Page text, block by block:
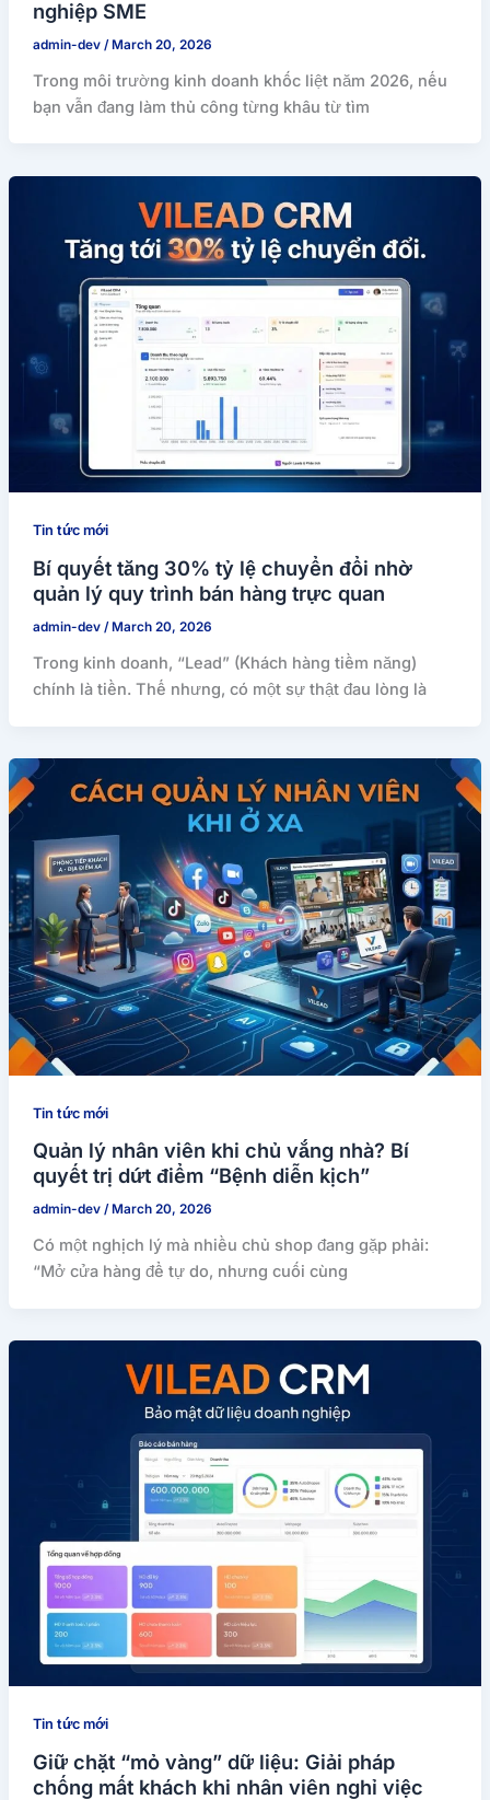
nghiệp SME
admin-dev /March 20, 2026
Trong môi trường kinh doanh khốc liệt năm 2026, nếu
bạn vẫn đang làm thủ công từng khâu từ tìm
Tin tức mới
Bí quyết tăng 30% tỷ lệ chuyển đổi nhờ
quản lý quy trình bán hàng trực quan
admin-dev /March 20, 2026
Trong kinh doanh, “Lead” (Khách hàng tiềm năng)
chính là tiền. Thế nhưng, có một sự thật đau lòng là
Tin tức mới
Quản lý nhân viên khi chủ vắng nhà? Bí
quyết trị dứt điểm “Bệnh diễn kịch”
admin-dev / March 20, 2026
Có một nghịch lý mà nhiều chủ shop đang gặp phải:
“Mở cửa hàng để tự do, nhưng cuối cùng
Tin tức mới
Giữ chặt “mỏ vàng” dữ liệu: Giải pháp
chống mất khách khi nhân viên nghỉ việc